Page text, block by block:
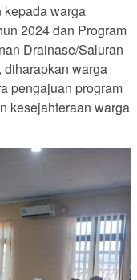
kepada warga
2024 dan Program
Drainase/Saluran
warga
pengajuan program
kesejahteraan warga